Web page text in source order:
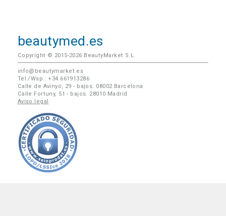
beautymed.es
Copyright © 2015-2026 BeautyMarket S.L.
info@beautymarket.es
Tel./Wsp.: +34 661913286
Calle de Avinyó, 29 - bajos. 08002 Barcelona
Calle Fortuny, 51 - bajos. 28010 Madrid
Aviso legal